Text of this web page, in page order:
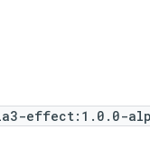
effect:1.0.0-